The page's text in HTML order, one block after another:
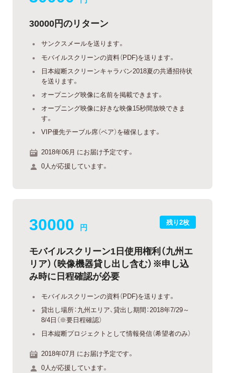
30000円のリターン
サンクスメールを送ります。
モバイルスクリーンの資料（PDF)を送ります。
日本縦断スクリーンキャラバン2018夏の共通招待状
を送ります。
オープニング映像に名前を掲載できます。
オープニング映像に好きな映像15秒間放映できま
す。
VIP優先テーブル席（ペア）を確保します。
2018年06月 にお届け予定です。
0人が応援しています。
残り2枚
30000 円
モバイルスクリーン1日使用権利（九州エ
リア）（映像機器貸し出し含む）※申し込
み時に日程確認が必要
モバイルスクリーンの資料（PDF)を送ります。
貸出し場所：九州エリア、貸出し期間：2018年7/29～
8/4日（※要日程確認）
日本縦断プロジェクトとして情報発信（希望者のみ）
2018年07月 にお届け予定です。
0人が応援しています。